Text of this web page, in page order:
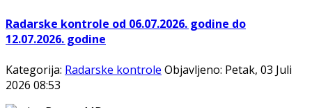
Radarske kontrole od 06.07.2026. godine do
12.07.2026. godine
Kategorija: Radarske kontrole Objavljeno: Petak, 03 Juli
2026 08:53